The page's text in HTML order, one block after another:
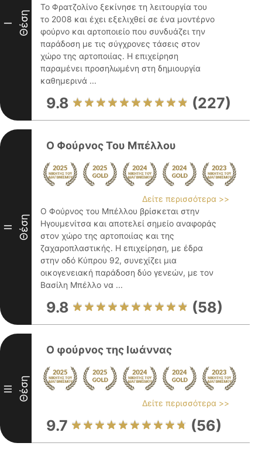
I Θέση
Το Φρατζολίνο ξεκίνησε τη λειτουργία του
το 2008 και έχει εξελιχθεί σε ένα μοντέρνο
φούρνο και αρτοποιείο που συνδυάζει την
παράδοση με τις σύγχρονες τάσεις στον
χώρο της αρτοποιίας. Η επιχείρηση
παραμένει προσηλωμένη στη δημιουργία
καθημερινά ...
9.8 (227)
II Θέση
Ο Φούρνος Του Μπέλλου
Δείτε περισσότερα >>
Ο Φούρνος του Μπέλλου βρίσκεται στην
Ηγουμενίτσα και αποτελεί σημείο αναφοράς
στον χώρο της αρτοποιίας και της
ζαχαροπλαστικής. Η επιχείρηση, με έδρα
στην οδό Κύπρου 92, συνεχίζει μια
οικογενειακή παράδοση δύο γενεών, με τον
Βασίλη Μπέλλο να ...
9.8 (58)
III Θέση
Ο φούρνος της Ιωάννας
Δείτε περισσότερα >>
9.7 (56)